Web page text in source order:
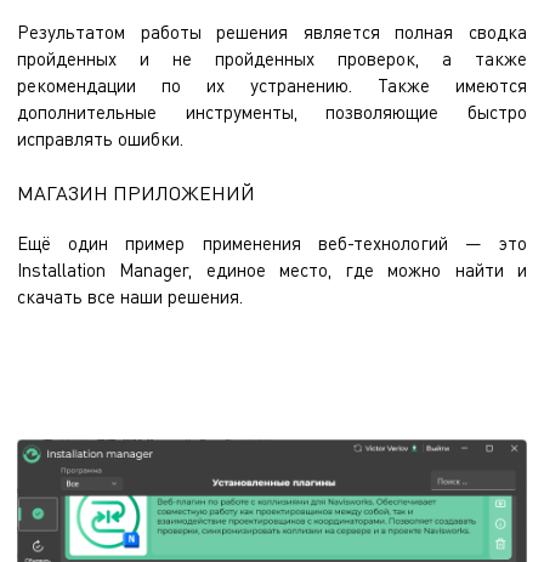
Результатом работы решения является полная сводка
пройденных и не пройденных проверок, а также
рекомендации по их устранению. Также имеются
дополнительные инструменты, позволяющие быстро
исправлять ошибки.
МАГАЗИН ПРИЛОЖЕНИЙ
Ещё один пример применения веб-технологий — это
Installation Manager, единое место, где можно найти и
скачать все наши решения.